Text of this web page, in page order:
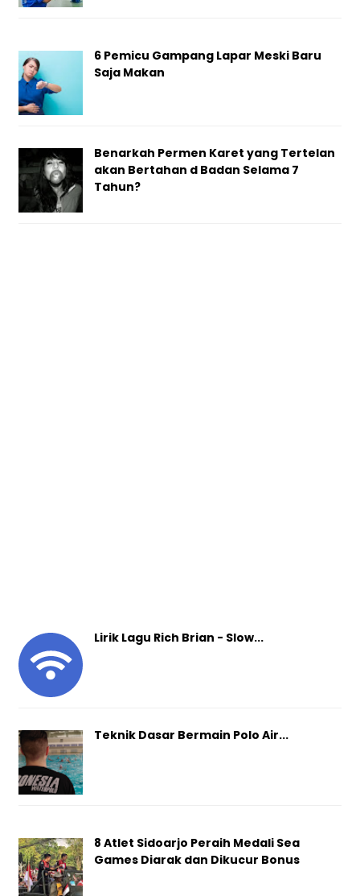
6 Pemicu Gampang Lapar Meski Baru
Saja Makan
Benarkah Permen Karet yang Tertelan
akan Bertahan d Badan Selama 7
Tahun?
Lirik Lagu Rich Brian - Slow...
Teknik Dasar Bermain Polo Air...
8 Atlet Sidoarjo Peraih Medali Sea
Games Diarak dan Dikucur Bonus